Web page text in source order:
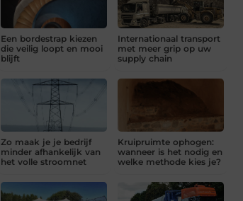
Een bordestrap kiezen
die veilig loopt en mooi
blijft
Internationaal transport
met meer grip op uw
supply chain
Zo maak je je bedrijf
minder afhankelijk van
het volle stroomnet
Kruipruimte ophogen:
wanneer is het nodig en
welke methode kies je?